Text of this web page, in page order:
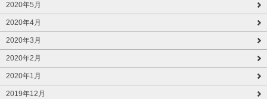
2020年5月
2020年4月
2020年3月
2020年2月
2020年1月
2019年12月